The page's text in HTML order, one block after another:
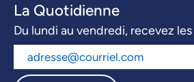
La Quotidienne
Du lundi au vendredi, recevez